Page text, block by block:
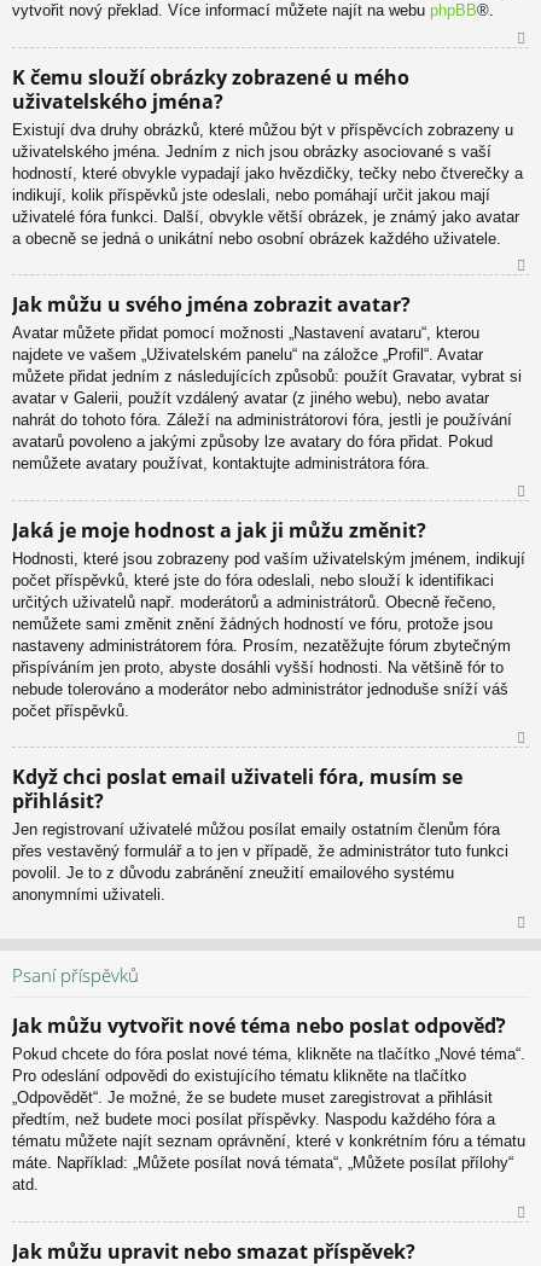
vytvořit nový překlad. Více informací můžete najít na webu phpBB®.
u
K čemu slouží obrázky zobrazené u mého
uživatelského jména?
Existují dva druhy obrázků, které můžou být v příspěvcích zobrazeny u
uživatelského jména. Jedním z nich jsou obrázky asociované s vaší
hodností, které obvykle vypadají jako hvězdičky, tečky nebo čtverečky a
indikují, kolik příspěvků jste odeslali, nebo pomáhají určit jakou mají
uživatelé fóra funkci. Další, obvykle větší obrázek, je známý jako avatar
a obecně se jedná o unikátní nebo osobní obrázek každého uživatele.
Jak můžu u svého jména zobrazit avatar?
Avatar můžete přidat pomocí možnosti „Nastavení avataru“, kterou
najdete ve vašem „Uživatelském panelu“ na záložce „Profil“. Avatar
můžete přidat jedním z následujících způsobů: použít Gravatar, vybrat si
avatar v Galerii, použít vzdálený avatar (z jiného webu), nebo avatar
nahrát do tohoto fóra. Záleží na administrátorovi fóra, jestli je používání
avatarů povoleno a jakými způsoby lze avatary do fóra přidat. Pokud
nemůžete avatary používat, kontaktujte administrátora fóra.
or
Jaká je moje hodnost a jak ji můžu změnit?
Hodnosti, které jsou zobrazeny pod vaším uživatelským jménem, indikují
počet příspěvků, které jste do fóra odeslali, nebo slouží k identifikaci
určitých uživatelů např. moderátorů a administrátorů. Obecně řečeno,
nemůžete sami změnit znění žádných hodností ve fóru, protože jsou
nastaveny administrátorem fóra. Prosím, nezatěžujte fórum zbytečným
přispíváním jen proto, abyste dosáhli vyšší hodnosti. Na většině fór to
nebude tolerováno a moderátor nebo administrátor jednoduše sníží váš
počet příspěvků.
Když chci poslat email uživateli fóra, musím se
přihlásit?
Jen registrovaní uživatelé můžou posílat emaily ostatním členům fóra
přes vestavěný formulář a to jen v případě, že administrátor tuto funkci
povolil. Je to z důvodu zabránění zneužití emailového systému
anonymními uživateli.
Psaní příspěvků
Jak můžu vytvořit nové téma nebo poslat odpověď?
Pokud chcete do fóra poslat nové téma, klikněte na tlačítko „Nové téma“.
Pro odeslání odpovědi do existujícího tématu klikněte na tlačítko
„Odpovědět“. Je možné, že se budete muset zaregistrovat a přihlásit
předtím, než budete moci posílat příspěvky. Naspodu každého fóra a
tématu můžete najít seznam oprávnění, které v konkrétním fóru a tématu
máte. Například: „Můžete posílat nová témata“, „Můžete posílat přílohy“
atd.
Jak můžu upravit nebo smazat příspěvek?